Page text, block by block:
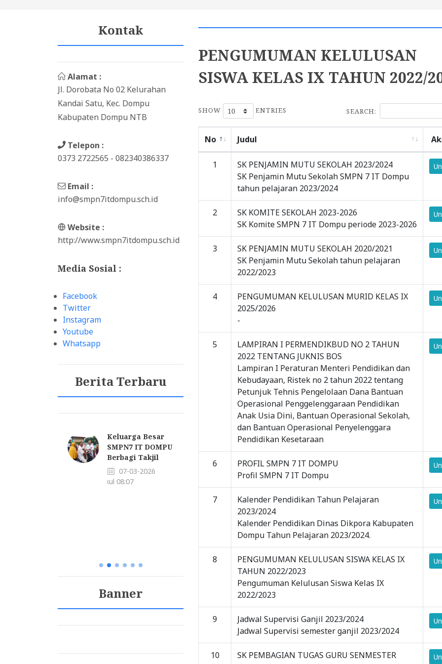
Kontak
Alamat :
Jl. Dorobata No 02 Kelurahan
Kandai Satu, Kec. Dompu
Kabupaten Dompu NTB
Telepon :
0373 2722565 - 082340386337
Email :
info@smpn7itdompu.sch.id
Website :
http://www.smpn7itdompu.sch.id
Media Sosial :
Facebook
Twitter
Instagram
Youtube
Whatsapp
Berita Terbaru
Keluarga Besar
SMPN7 IT DOMPU
Berbagi Takjil
07-03-2026
pukul 08:07
Keluarga Besar
Selamat Hari
Guru Nasional
2025
25-11-2025
pukul 10:48
2025
25-11-2025
Banner
PENGUMUMAN KELULUSAN
SISWA KELAS IX TAHUN 2022/
SHOW ENTRIES SEARCH:
No Judul
1
SK PENJAMIN MUTU SEKOLAH 2023/2024
SK Penjamin Mutu Sekolah SMPN 7 IT Dompu
tahun pelajaran 2023/2024
2
SK KOMITE SEKOLAH 2023-2026
SK Komite SMPN 7 IT Dompu periode 2023-2026
3
SK PENJAMIN MUTU SEKOLAH 2020/2021
SK Penjamin Mutu Sekolah tahun pelajaran
2022/2023
4
PENGUMUMAN KELULUSAN MURID KELAS IX
2025/2026
-
5
LAMPIRAN I PERMENDIKBUD NO 2 TAHUN
2022 TENTANG JUKNIS BOS
Lampiran I Peraturan Menteri Pendidikan dan
Kebudayaan, Ristek no 2 tahun 2022 tentang
Petunjuk Tehnis Pengelolaan Dana Bantuan
Operasional Penggelenggaraan Pendidikan
Anak Usia Dini, Bantuan Operasional Sekolah,
dan Bantuan Operasional Penyelenggara
Pendidikan Kesetaraan
6
PROFIL SMPN 7 IT DOMPU
Profil SMPN 7 IT Dompu
7
Kalender Pendidikan Tahun Pelajaran
2023/2024
Kalender Pendidikan Dinas Dikpora Kabupaten
Dompu Tahun Pelajaran 2023/2024.
8
PENGUMUMAN KELULUSAN SISWA KELAS IX
TAHUN 2022/2023
Pengumuman Kelulusan Siswa Kelas IX
2022/2023
9
Jadwal Supervisi Ganjil 2023/2024
Jadwal Supervisi semester ganjil 2023/2024
10
SK PEMBAGIAN TUGAS GURU SENMESTER